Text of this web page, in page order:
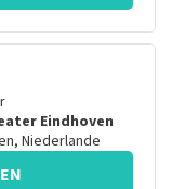
Eindhoven
, Niederlande